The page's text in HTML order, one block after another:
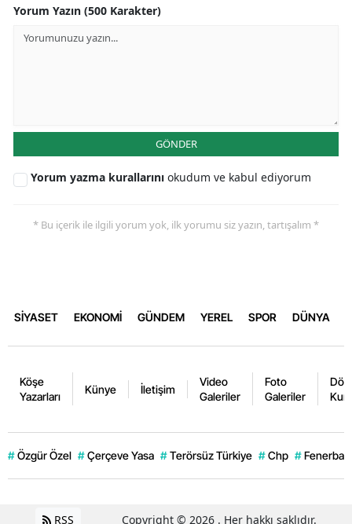
Yorum Yazın (500 Karakter)
GÖNDER
Yorum yazma kurallarını okudum ve kabul ediyorum
* Bu içerik ile ilgili yorum yok, ilk yorumu siz yazın, tartışalım *
SİYASET EKONOMİ GÜNDEM YEREL SPOR DÜNYA
Köşe
Yazarları
Künye İletişim
Video
Galeriler
Foto
Galeriler
# Özgür Özel # Çerçeve Yasa # Terörsüz Türkiye # Chp #
RSS Copyright © 2026 . Her hakkı saklıdır.